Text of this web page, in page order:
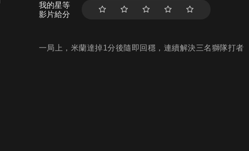
我的星等
影片給分
一局上，米蘭達掉1分後隨即回穩，連續解決三名獅隊打者